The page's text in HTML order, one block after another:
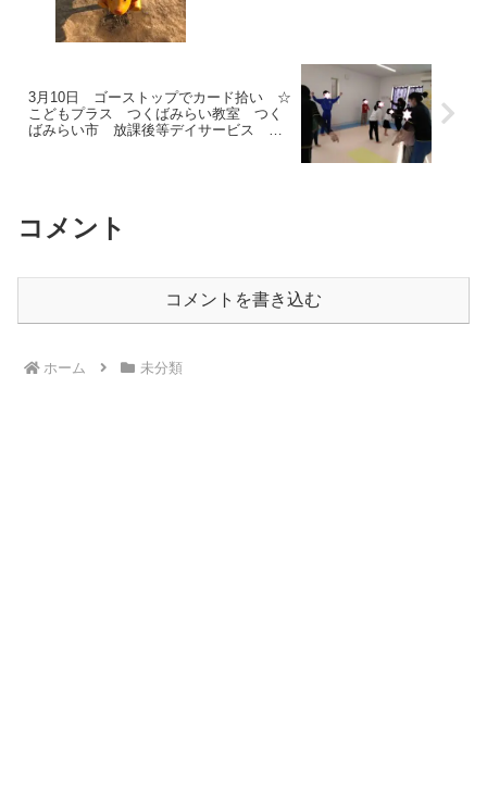
3月10日 ゴーストップでカード拾い ☆
こどもプラス つくばみらい教室 つく
ばみらい市 放課後等デイサービス 発
コメント
コメントを書き込む
ホーム 未分類